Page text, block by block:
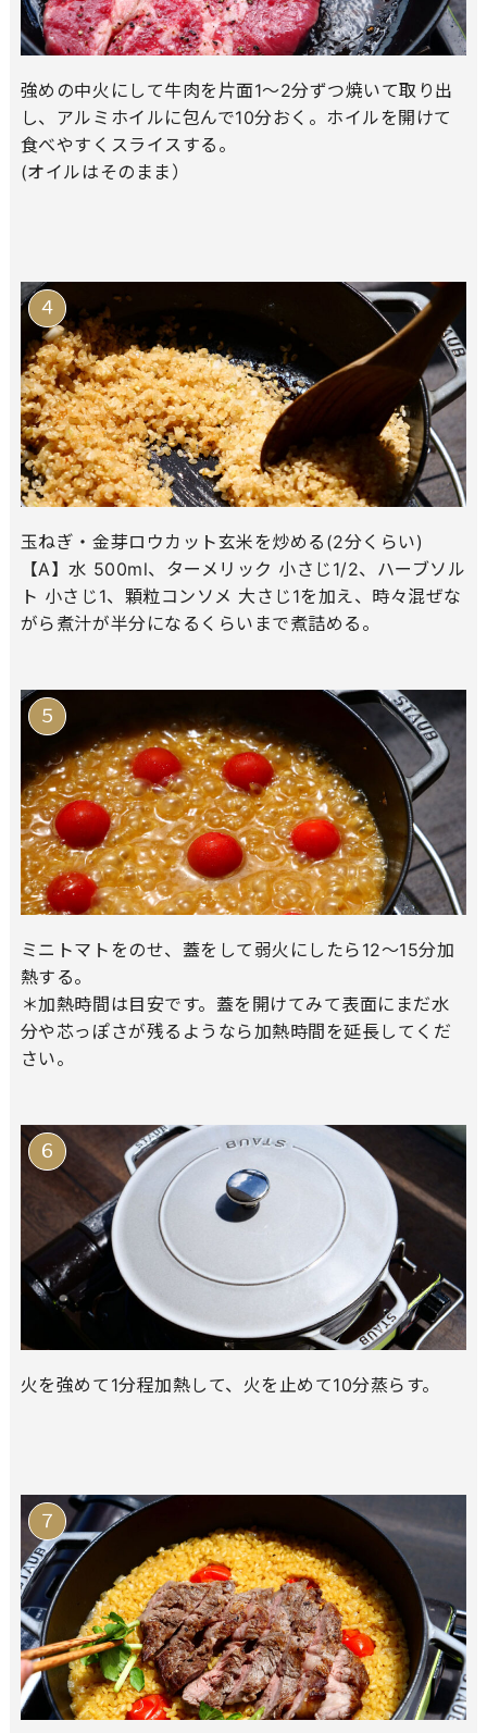
強めの中火にして牛肉を片面1～2分ずつ焼いて取り出
し、アルミホイルに包んで10分おく。ホイルを開けて
食べやすくスライスする。
(オイルはそのまま）
玉ねぎ・金芽ロウカット玄米を炒める(2分くらい)
【A】水 500ml、ターメリック 小さじ1/2、ハーブソル
ト 小さじ1、顆粒コンソメ 大さじ1を加え、時々混ぜな
がら煮汁が半分になるくらいまで煮詰める。
ミニトマトをのせ、蓋をして弱火にしたら12～15分加
熱する。
＊加熱時間は目安です。蓋を開けてみて表面にまだ水
分や芯っぽさが残るようなら加熱時間を延長してくだ
さい。
火を強めて1分程加熱して、火を止めて10分蒸らす。